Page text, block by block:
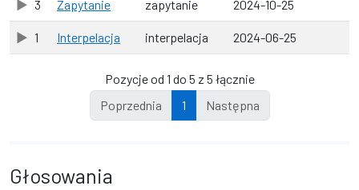
3 Zapytanie zapytanie 2024-10-25
1 Interpelacja interpelacja 2024-06-25
Pozycje od 1 do 5 z 5 łącznie
Poprzednia
1 Następna
Głosowania